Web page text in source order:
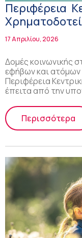
Περιφέρεια
στέγασης και
εφήβων και
17 Απριλίου, 2026
Δομές κοινωνικής
εφήβων και ατόμων
Περιφέρεια
έπειτα από την
Περισσότερα